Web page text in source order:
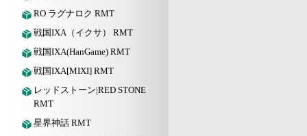
RO ラグナロク RMT
戦国IXA（イクサ） RMT
戦国IXA(HanGame) RMT
戦国IXA[MIXI] RMT
レッドストーン|RED STONE
RMT
星界神話 RMT